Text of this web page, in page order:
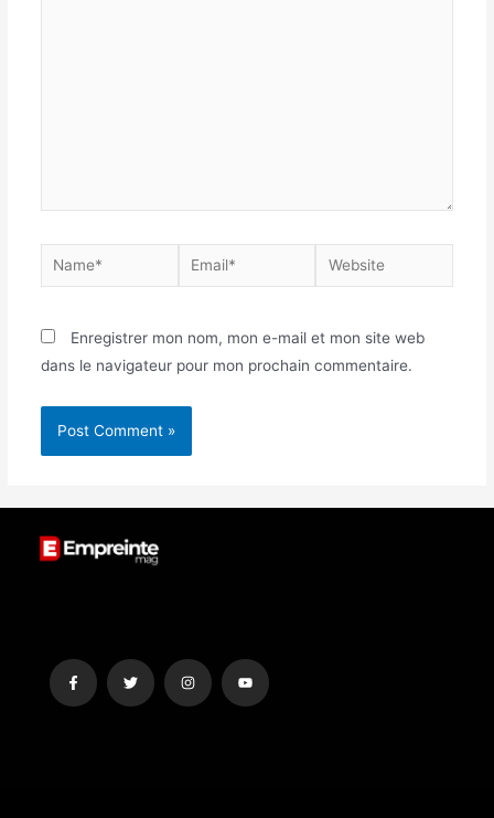
Enregistrer mon nom, mon e-mail et mon site web
dans le navigateur pour mon prochain commentaire.